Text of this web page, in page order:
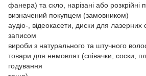
фанера) та скло, нарізані або розкрійні
визначений покупцем (замовником)
аудіо-, відеокасети, диски для лазерних
записом
вироби з натурального та штучного
товари для немовлят (співачки, соски,
годування